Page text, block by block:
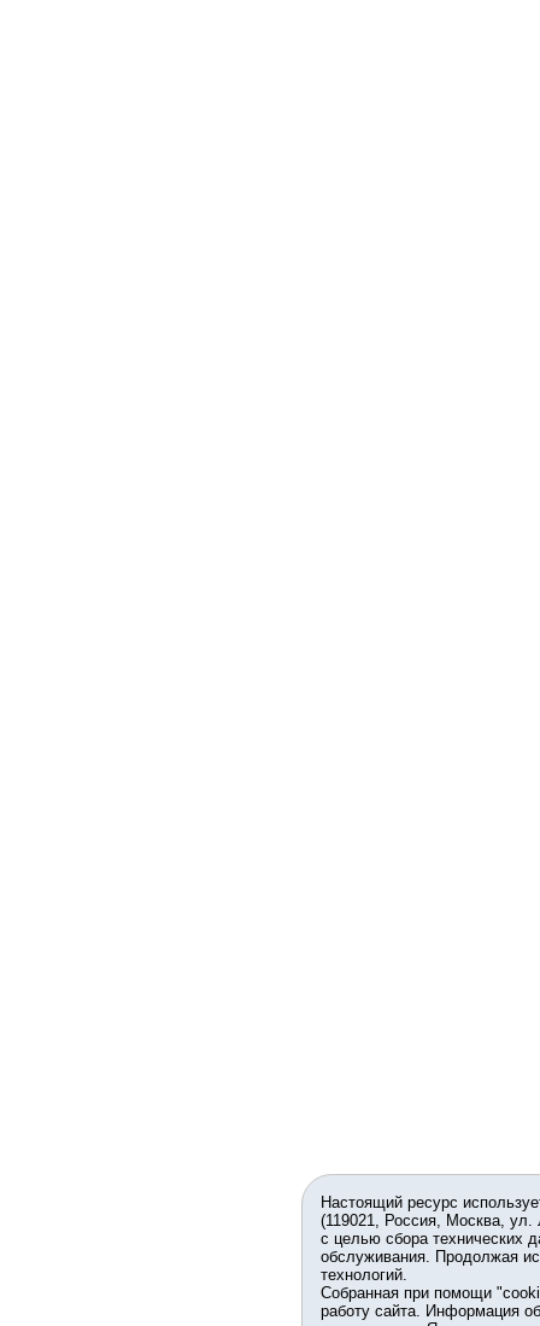
Настоящий ресурс
(119021, Россия, Москва,
с целью сбора технических
обслуживания. Продолжая
технологий.
Собранная при помощи
работу сайта. Информация